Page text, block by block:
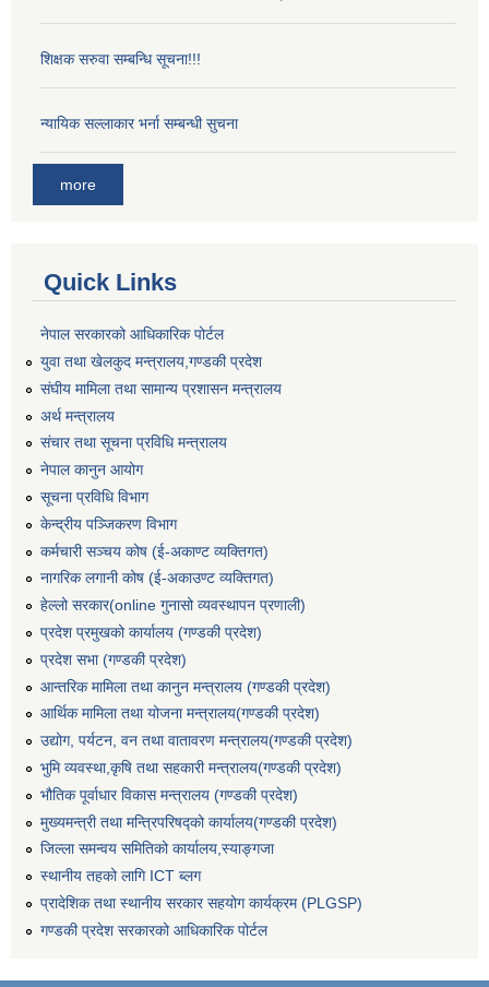
शिक्षक सरुवा सम्बन्धि सूचना!!!
न्यायिक सल्लाकार भर्ना सम्बन्धी सुचना
more
Quick Links
नेपाल सरकारको आधिकारिक पोर्टल
युवा तथा खेलकुद मन्त्रालय,गण्डकी प्रदेश
संघीय मामिला तथा सामान्य प्रशासन मन्त्रालय
अर्थ मन्त्रालय
संचार तथा सूचना प्रविधि मन्त्रालय
नेपाल कानुन आयोग
सूचना प्रविधि विभाग
केन्द्रीय पञ्जिकरण विभाग
कर्मचारी सञ्‍चय कोष (ई‍-अकाण्ट व्यक्तिगत)
नागरिक लगानी कोष (ई-अकाउण्ट व्यक्तिगत)
हेल्लो सरकार(online गुनासो व्यवस्थापन प्रणाली)
प्रदेश प्रमुखको कार्यालय (गण्डकी प्रदेश)
प्रदेश सभा (गण्डकी प्रदेश)
आन्तरिक मामिला तथा कानुन मन्त्रालय (गण्डकी प्रदेश)
आर्थिक मामिला तथा योजना मन्त्रालय(गण्डकी प्रदेश)
उद्योग, पर्यटन, वन तथा वातावरण मन्त्रालय(गण्डकी प्रदेश)
भुमि व्यवस्था,कृषि तथा सहकारी मन्त्रालय(गण्डकी प्रदेश)
भौतिक पूर्वाधार विकास मन्त्रालय (गण्डकी प्रदेश)
मुख्यमन्त्री तथा मन्त्रिपरिषद्को कार्यालय(गण्डकी प्रदेश)
जिल्ला समन्वय समितिको कार्यालय,स्याङ्गजा
स्थानीय तहको लागि ICT ब्लग
प्रादेशिक तथा स्थानीय सरकार सहयोग कार्यक्रम (PLGSP)
गण्डकी प्रदेश सरकारको आधिकारिक पोर्टल